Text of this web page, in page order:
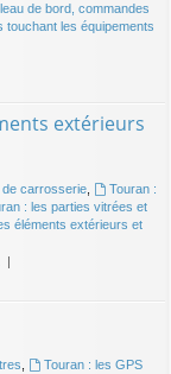
de bord, commandes
touchant les équipements
extérieurs
carrosserie,
Touran :
: les parties vitrées et
éléments extérieurs et
Touran : les GPS